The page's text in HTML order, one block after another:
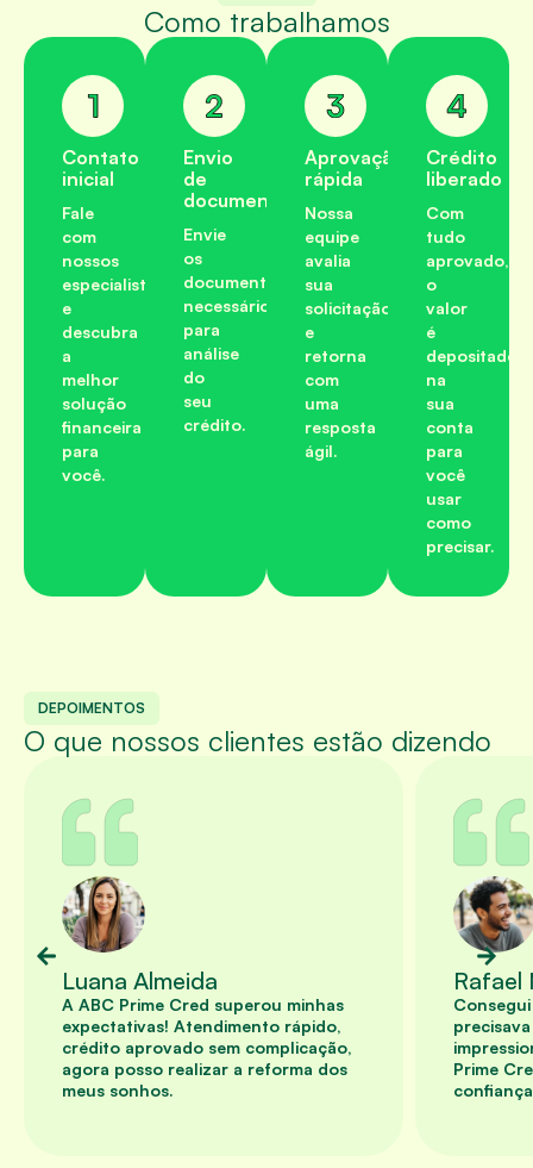
Como trabalhamos
Contato
inicial
Fale
com
nossos
especialistas
e
descubra
a
melhor
solução
financeira
para
você.
Envio
de
documentação
Envie
os
documentos
necessários
para
análise
do
seu
crédito.
Aprovação
rápida
Nossa
equipe
avalia
sua
solicitação
e
retorna
com
uma
resposta
ágil.
Crédito
liberado
Com
tudo
aprovado,
o
valor
é
depositado
na
sua
conta
para
você
usar
como
precisar.
DEPOIMENTOS
O que nossos clientes estão dizendo
Luana Almeida
A ABC Prime Cred superou minhas
expectativas! Atendimento rápido,
crédito aprovado sem complicação,
agora posso realizar a reforma dos
meus sonhos.
Rafael
Prime